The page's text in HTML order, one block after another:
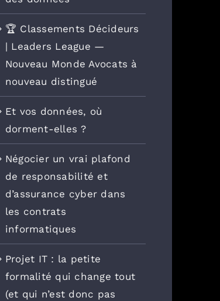
🏆 Classements Décideurs
| Leaders League —
Nouveau Monde Avocats à
nouveau distingué
Et vos données, où
dorment-elles ?
Négocier un vrai plafond
de responsabilité et
d’assurance cyber dans
les contrats
informatiques
Projet IT : la petite
formalité qui change tout
(et qui n’est donc pas